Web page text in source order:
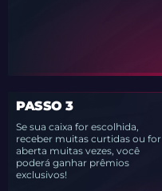
PASSO 3
Se sua caixa for escolhida,
receber muitas curtidas ou for
aberta muitas vezes, você
poderá ganhar prêmios
exclusivos!